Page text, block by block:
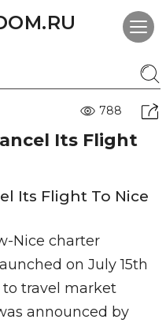
788
Its Flight
Its Flight To Nice
Nice charter
on July 15th
travel market
announced by